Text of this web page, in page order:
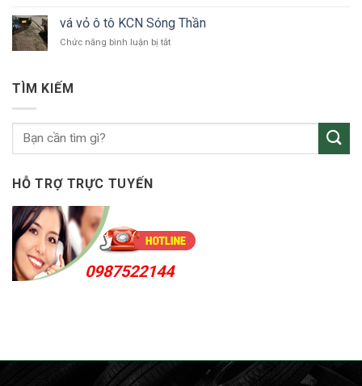
Bắc
Tân
Uyên
ô
tô
vá vỏ ô tô KCN Sóng Thần
Chức năng bình luận bị tắtở
Sóng
TÌM KIẾM
HỖ TRỢ TRỰC TUYẾN
0987522144